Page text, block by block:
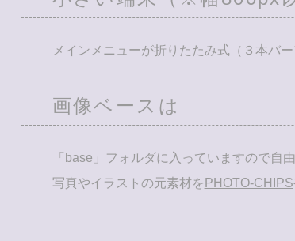
メインメニューが折りたたみ式（３本バ
画像ベースは
「base」フォルダに入っていますので自
写真やイラストの元素材を PHOTO-CHIPS